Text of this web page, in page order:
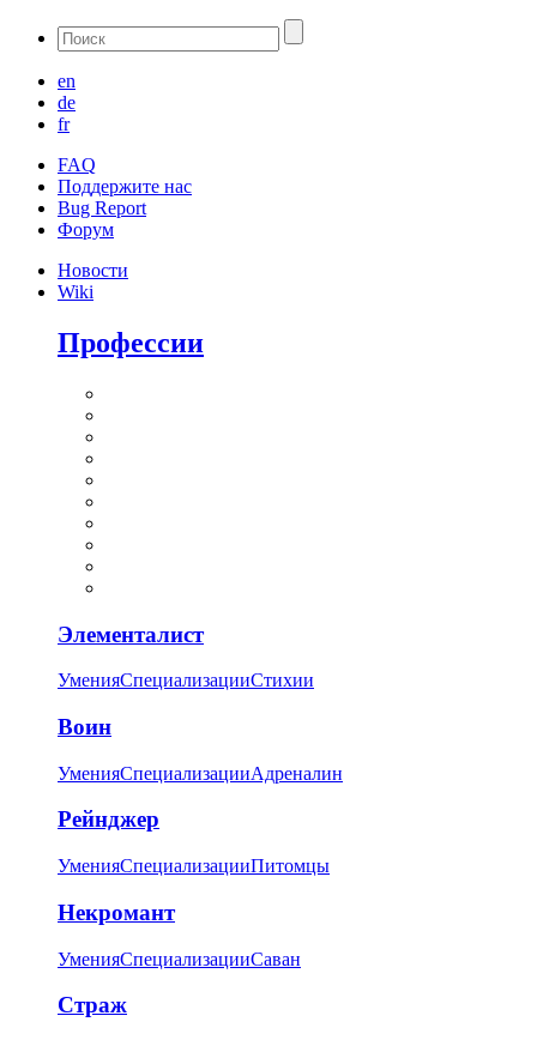
en
de
fr
FAQ
Поддержите нас
Bug Report
Форум
Новости
Wiki
Профессии
Элементалист
УменияСпециализацииСтихии
Воин
УменияСпециализацииАдреналин
Рейнджер
УменияСпециализацииПитомцы
Некромант
УменияСпециализацииСаван
Страж